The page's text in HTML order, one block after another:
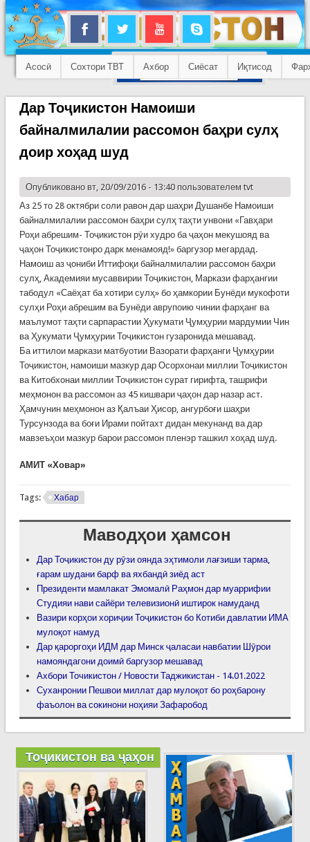
Асосӣ Сохтори ТВТ Ахбор Сиёсат Иқтисод
Дар Тоҷикистон Намоиши
байналмилалии рассомон баҳри сулҳ
доир хоҳад шуд
Опубликовано вт, 20/09/2016 - 13:40 пользователем tvt
Аз 25 то 28 октябри соли равон дар шаҳри Душанбе Намоиши
байналмилалии рассомон баҳри сулҳ таҳти унвони «Гавҳари
Роҳи абрешим- Тоҷикистон рӯи худро ба ҷаҳон мекушояд ва
ҷаҳон Тоҷикистонро дарк менамояд!» баргузор мегардад.
Намоиш аз ҷониби Иттифоқи байналмилалии рассомон баҳри
сулҳ, Академияи мусаввирии Тоҷикистон, Маркази фарҳангии
табодул «Саёҳат ба хотири сулҳ» бо ҳамкории Бунёди мукофоти
сулҳи Роҳи абрешим ва Бунёди аврупоию чинии фарҳанг ва
маълумот таҳти сарпарастии Ҳукумати Ҷумҳурии мардумии Чин
ва Ҳукумати Ҷумҳурии Тоҷикистон гузаронида мешавад.
Ба иттилои маркази матбуотии Вазорати фарҳанги Ҷумҳурии
Тоҷикистон, намоиши мазкур дар Осорхонаи миллии Тоҷикистон
ва Китобхонаи миллии Тоҷикистон сурат гирифта, ташрифи
меҳмонон ва рассомон аз 45 кишвари ҷаҳон дар назар аст.
Ҳамчунин меҳмонон аз Қалъаи Ҳисор, ангурбоғи шаҳри
Турсунзода ва боғи Ирами пойтахт дидан мекунанд ва дар
мавзеъҳои мазкур барои рассомон пленэр ташкил хоҳад шуд.
АМИТ «Ховар»
Tags: Хабар
Маводҳои ҳамсон
Дар Тоҷикистон ду рӯзи оянда эҳтимоли лағзиши тарма,
ғарам шудани барф ва яхбандӣ зиёд аст
Президенти мамлакат Эмомалӣ Раҳмон дар муаррифии
Студияи нави сайёри телевизионӣ иштирок намуданд
Вазири корҳои хориҷии Тоҷикистон бо Котиби давлатии ИМА
мулоқот намуд
Дар қароргоҳи ИДМ дар Минск ҷаласаи навбатии Шӯрои
намояндагони доимӣ баргузор мешавад
Ахбори Точикистон / Новости Таджикистан - 14.01.2022
Суханронии Пешвои миллат дар мулоқот бо роҳбарону
фаъолон ва сокинони ноҳияи Зафаробод
Тоҷикистон ва ҷаҳон